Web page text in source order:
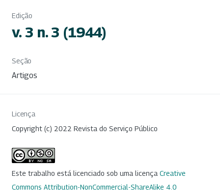
Edição
v. 3 n. 3 (1944)
Seção
Artigos
Licença
Copyright (c) 2022 Revista do Serviço Público
Este trabalho está licenciado sob uma licença Creative
Commons Attribution-NonCommercial-ShareAlike 4.0